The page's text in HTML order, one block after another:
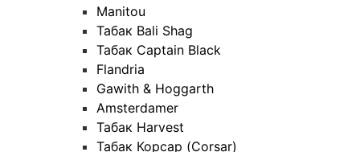
Manitou
Табак Bali Shag
Табак Captain Black
Flandria
Gawith & Hoggarth
Amsterdamer
Табак Harvest
Табак Корсар (Corsar)